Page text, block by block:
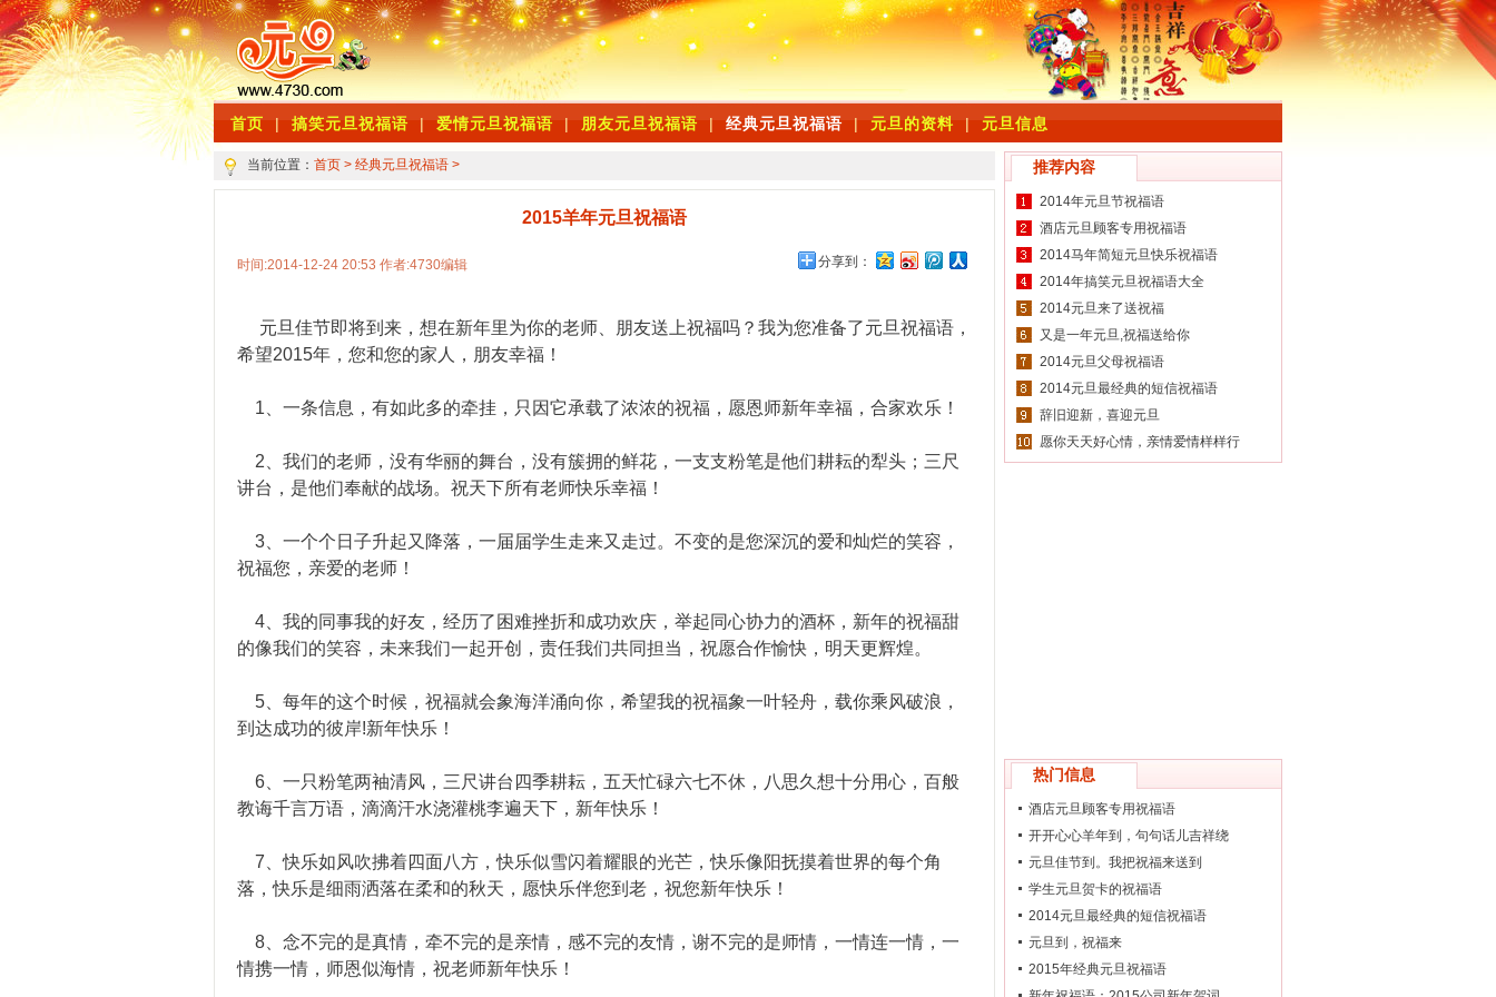
首页 | 搞笑元旦祝福语 | 爱情元旦祝福语 | 朋友元旦祝福语 | 经典元旦祝福语 | 元旦的资料 | 元旦信息
当前位置： 首页 > 经典元旦祝福语 >
2015羊年元旦祝福语
时间:2014-12-24 20:53 作者:4730编辑 分享到：
元旦佳节即将到来，想在新年里为你的老师、朋友送上祝福吗？我为您准备了元旦祝福语，
希望2015年，您和您的家人，朋友幸福！
1、一条信息，有如此多的牵挂，只因它承载了浓浓的祝福，愿恩师新年幸福，合家欢乐！
2、我们的老师，没有华丽的舞台，没有簇拥的鲜花，一支支粉笔是他们耕耘的犁头；三尺
讲台，是他们奉献的战场。祝天下所有老师快乐幸福！
3、一个个日子升起又降落，一届届学生走来又走过。不变的是您深沉的爱和灿烂的笑容，
祝福您，亲爱的老师！
4、我的同事我的好友，经历了困难挫折和成功欢庆，举起同心协力的酒杯，新年的祝福甜
的像我们的笑容，未来我们一起开创，责任我们共同担当，祝愿合作愉快，明天更辉煌。
5、每年的这个时候，祝福就会象海洋涌向你，希望我的祝福象一叶轻舟，载你乘风破浪，
到达成功的彼岸!新年快乐！
6、一只粉笔两袖清风，三尺讲台四季耕耘，五天忙碌六七不休，八思久想十分用心，百般
教诲千言万语，滴滴汗水浇灌桃李遍天下，新年快乐！
7、快乐如风吹拂着四面八方，快乐似雪闪着耀眼的光芒，快乐像阳抚摸着世界的每个角
落，快乐是细雨洒落在柔和的秋天，愿快乐伴您到老，祝您新年快乐！
8、念不完的是真情，牵不完的是亲情，感不完的友情，谢不完的是师情，一情连一情，一
情携一情，师恩似海情，祝老师新年快乐！
推荐内容
2014年元旦节祝福语
酒店元旦顾客专用祝福语
2014马年简短元旦快乐祝福语
2014年搞笑元旦祝福语大全
2014元旦来了送祝福
又是一年元旦,祝福送给你
2014元旦父母祝福语
2014元旦最经典的短信祝福语
辞旧迎新，喜迎元旦
愿你天天好心情，亲情爱情样样行
热门信息
酒店元旦顾客专用祝福语
开开心心羊年到，句句话儿吉祥绕
元旦佳节到。我把祝福来送到
学生元旦贺卡的祝福语
2014元旦最经典的短信祝福语
元旦到，祝福来
2015年经典元旦祝福语